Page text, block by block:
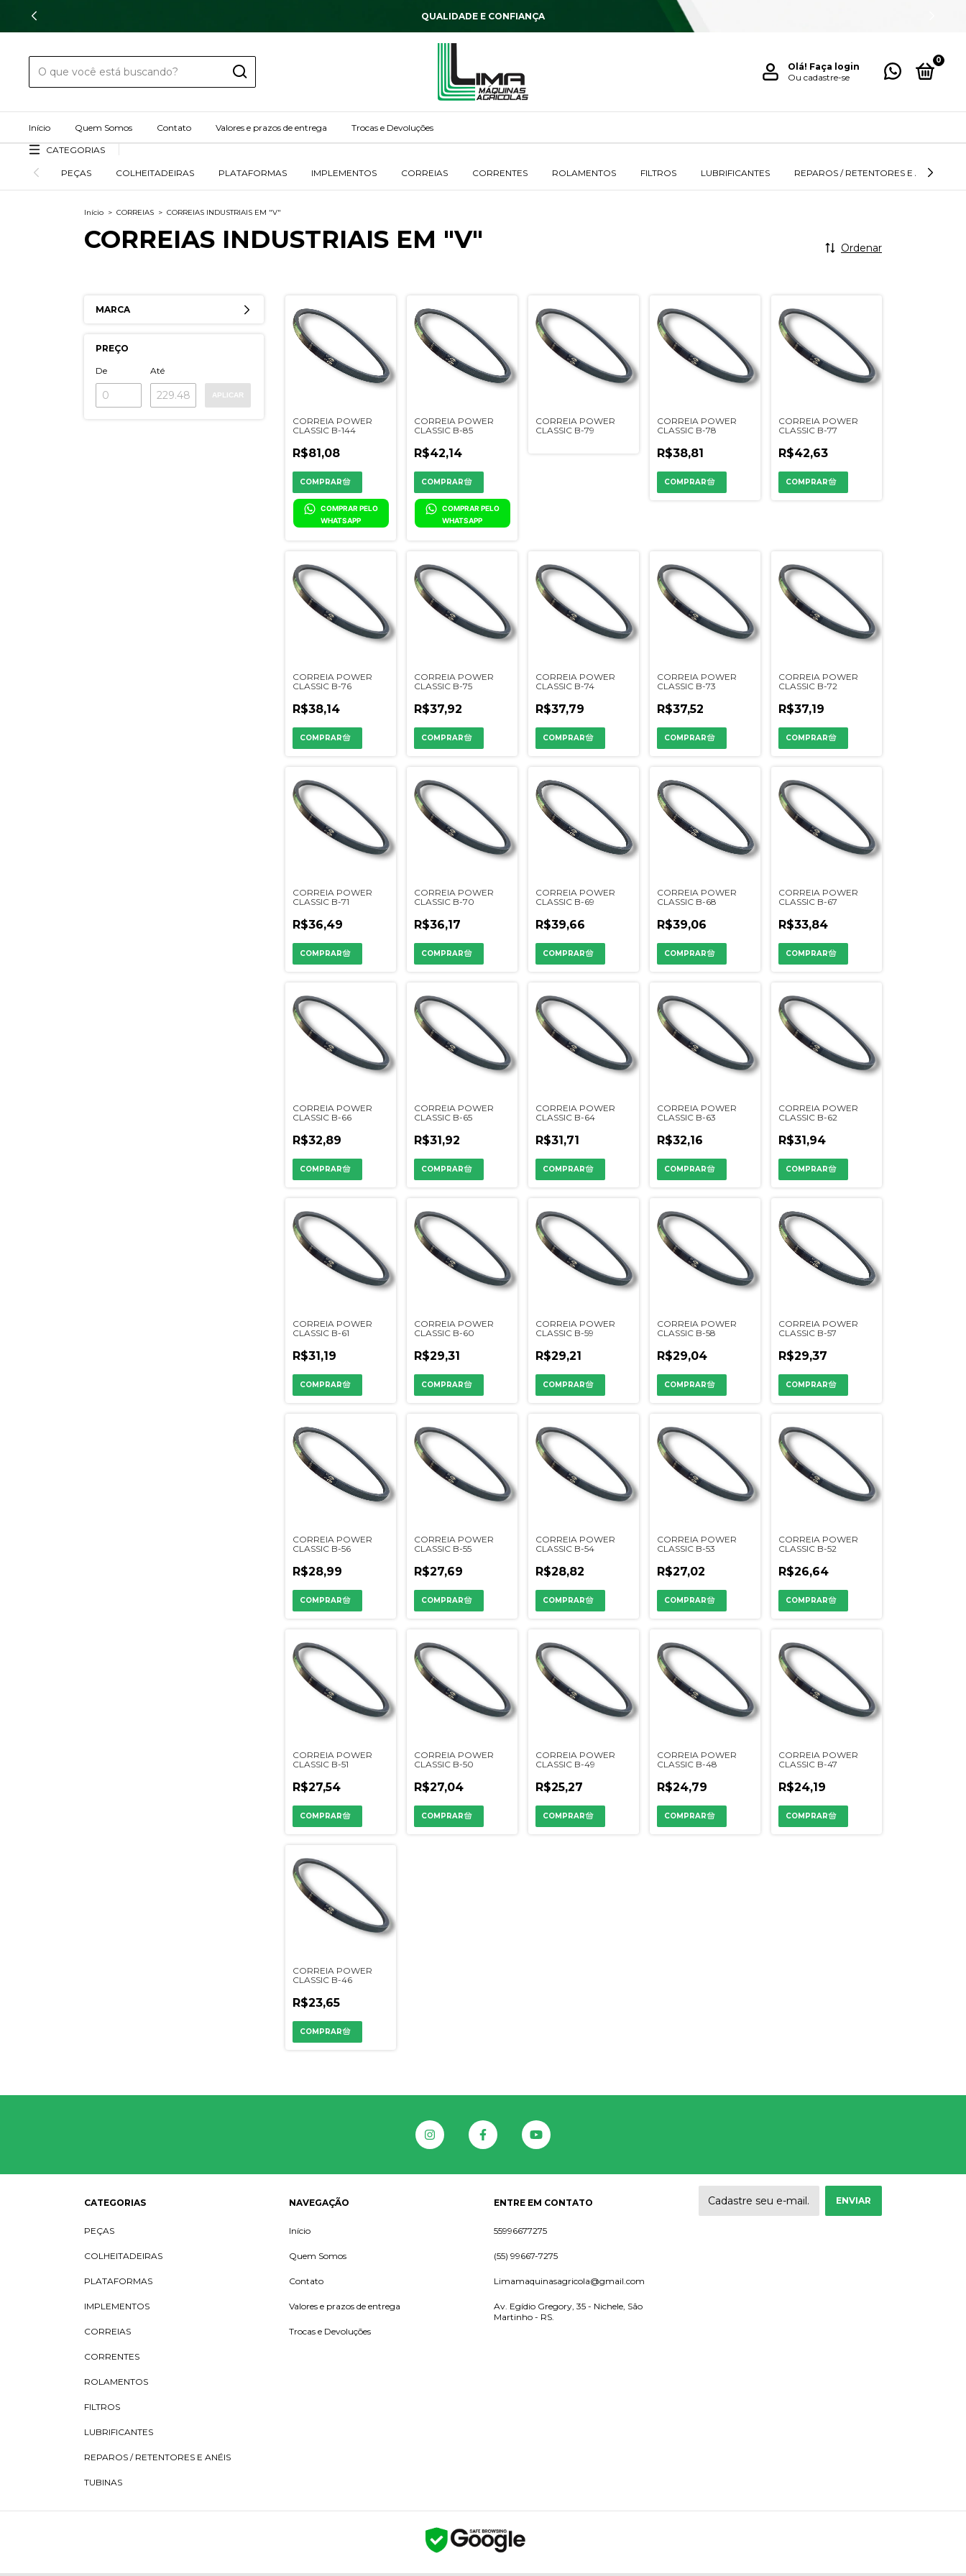
QUALIDADE E CONFIANÇA
Olá! Faça login
Ou cadastre-se
0
Início Quem Somos Contato Valores e prazos de entrega Trocas e Devoluções
CATEGORIAS
PEÇAS COLHEITADEIRAS PLATAFORMAS IMPLEMENTOS CORREIAS CORRENTES ROLAMENTOS FILTROS LUBRIFICANTES REPAROS / RETENTORES E ANÉIS
Início > CORREIAS > CORREIAS INDUSTRIAIS EM "V"
CORREIAS INDUSTRIAIS EM "V" Ordenar
MARCA
PREÇO
De Até
APLICAR
CORREIA POWER
CLASSIC B-144
R$81,08
COMPRAR PELO
WHATSAPP
CORREIA POWER
CLASSIC B-85
R$42,14
COMPRAR PELO
WHATSAPP
CORREIA POWER
CLASSIC B-79
CORREIA POWER
CLASSIC B-78
R$38,81
CORREIA POWER
CLASSIC B-77
R$42,63
CORREIA POWER
CLASSIC B-76
R$38,14
CORREIA POWER
CLASSIC B-75
R$37,92
CORREIA POWER
CLASSIC B-74
R$37,79
CORREIA POWER
CLASSIC B-73
R$37,52
CORREIA POWER
CLASSIC B-72
R$37,19
CORREIA POWER
CLASSIC B-71
R$36,49
CORREIA POWER
CLASSIC B-70
R$36,17
CORREIA POWER
CLASSIC B-69
R$39,66
CORREIA POWER
CLASSIC B-68
R$39,06
CORREIA POWER
CLASSIC B-67
R$33,84
CORREIA POWER
CLASSIC B-66
R$32,89
CORREIA POWER
CLASSIC B-65
R$31,92
CORREIA POWER
CLASSIC B-64
R$31,71
CORREIA POWER
CLASSIC B-63
R$32,16
CORREIA POWER
CLASSIC B-62
R$31,94
CORREIA POWER
CLASSIC B-61
R$31,19
CORREIA POWER
CLASSIC B-60
R$29,31
CORREIA POWER
CLASSIC B-59
R$29,21
CORREIA POWER
CLASSIC B-58
R$29,04
CORREIA POWER
CLASSIC B-57
R$29,37
CORREIA POWER
CLASSIC B-56
R$28,99
CORREIA POWER
CLASSIC B-55
R$27,69
CORREIA POWER
CLASSIC B-54
R$28,82
CORREIA POWER
CLASSIC B-53
R$27,02
CORREIA POWER
CLASSIC B-52
R$26,64
CORREIA POWER
CLASSIC B-51
R$27,54
CORREIA POWER
CLASSIC B-50
R$27,04
CORREIA POWER
CLASSIC B-49
R$25,27
CORREIA POWER
CLASSIC B-48
R$24,79
CORREIA POWER
CLASSIC B-47
R$24,19
CORREIA POWER
CLASSIC B-46
R$23,65
CATEGORIAS
PEÇAS
COLHEITADEIRAS
PLATAFORMAS
IMPLEMENTOS
CORREIAS
CORRENTES
ROLAMENTOS
FILTROS
LUBRIFICANTES
REPAROS / RETENTORES E ANÉIS
TUBINAS
NAVEGAÇÃO
Início
Quem Somos
Contato
Valores e prazos de entrega
Trocas e Devoluções
ENTRE EM CONTATO
55996677275
(55) 99667-7275
Limamaquinasagricola@gmail.com
Av. Egídio Gregory, 35 - Nichele, São
Martinho - RS.